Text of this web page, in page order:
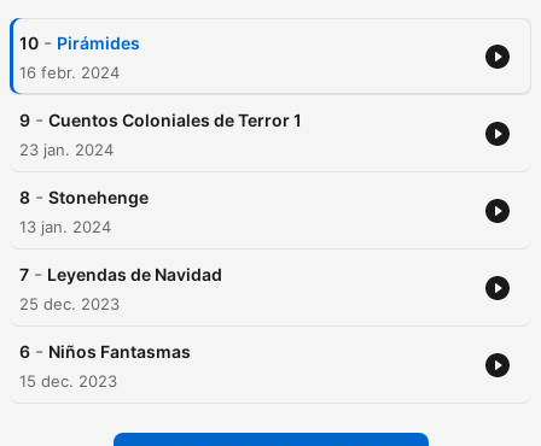
10 - Pirámides
16 febr. 2024
9 - Cuentos Coloniales de Terror 1
23 jan. 2024
8 - Stonehenge
13 jan. 2024
7 - Leyendas de Navidad
25 dec. 2023
6 - Niños Fantasmas
15 dec. 2023